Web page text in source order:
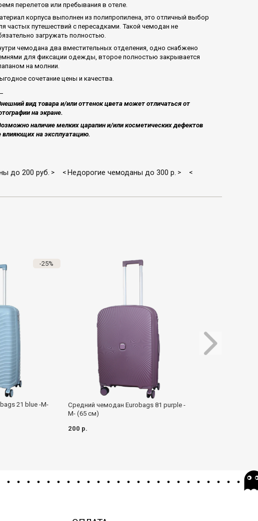
перелетов или пребывания в отеле.
корпуса выполнен из полипропилена, это отличный выбор
частых путешествий с пересадками. Такой чемодан не
загружать полностью.
чемодана два вместительных отделения, одно снабжено
для фиксации одежды, второе полностью закрывается
на молнии.
сочетание цены и качества.
вид товара и/или оттенок цвета может отличаться от
на экране.
наличие мелких царапин и/или косметических дефектов
влияющих на эксплуатацию​.
до 200 руб. > < Недорогие чемоданы до 300 р. > <
-25%
21 blue -M-
Средний чемодан Eurobags 81 purple -
M- (65 см)
200 р.